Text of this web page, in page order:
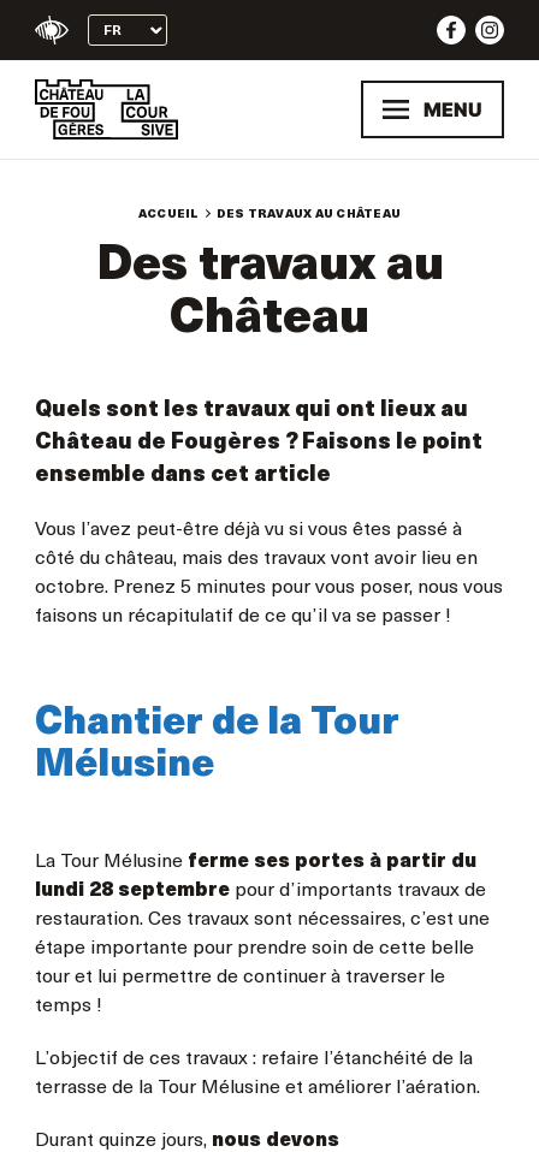
MENU
ACCUEIL DES TRAVAUX AU CHÂTEAU
Des travaux au
Château
Quels sont les travaux qui ont lieux au
Château de Fougères ? Faisons le point
ensemble dans cet article
Vous l’avez peut-être déjà vu si vous êtes passé à
côté du château, mais des travaux vont avoir lieu en
octobre. Prenez 5 minutes pour vous poser, nous vous
faisons un récapitulatif de ce qu’il va se passer !
Chantier de la Tour
Mélusine
La Tour Mélusine ferme ses portes à partir du
lundi 28 septembrepour d’importants travaux de
restauration. Ces travaux sont nécessaires, c’est une
étape importante pour prendre soin de cette belle
tour et lui permettre de continuer à traverser le
temps !
L’objectif de ces travaux : refaire l’étanchéité de la
terrasse de la Tour Mélusine et améliorer l’aération.
Durant quinze jours, nous devons